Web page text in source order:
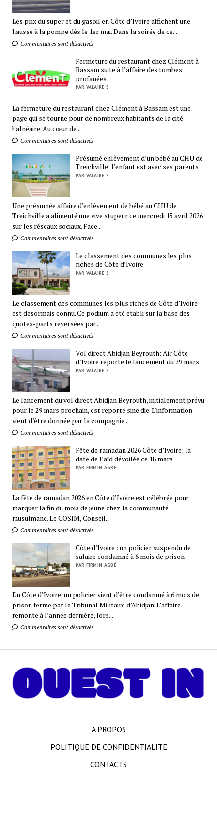
Les prix du super et du gasoil en Côte d’Ivoire affichent une
hausse à la pompe dès le 1er mai. Dans la soirée de ce...
Commentaires sont désactivés
Fermeture du restaurant chez Clément à
Bassam suite à l’affaire des tombes
profanées
PAR VALAIRE S
La fermeture du restaurant chez Clément à Bassam est une
page qui se tourne pour de nombreux habitants de la cité
balnéaire. Au cœur de...
Commentaires sont désactivés
Présumé enlèvement d’un bébé au CHU de
Treichville: l’enfant est avec ses parents
PAR VALAIRE S
Une présumée affaire d’enlèvement de bébé au CHU de
Treichville a alimenté une vive stupeur ce mercredi 15 avril 2026
sur les réseaux sociaux. Face...
Commentaires sont désactivés
Le classement des communes les plus
riches de Côte d’Ivoire
PAR VALAIRE S
Le classement des communes les plus riches de Côte d’Ivoire
est désormais connu. Ce podium a été établi sur la base des
quotes-parts reversées par...
Commentaires sont désactivés
Vol direct Abidjan Beyrouth: Air Côte
d’Ivoire reporte le lancement du 29 mars
PAR VALAIRE S
Le lancement du vol direct Abidjan Beyrouth, initialement prévu
pour le 29 mars prochain, est reporté sine die. L’information
vient d’être donnée par la compagnie...
Commentaires sont désactivés
Fête de ramadan 2026 Côte d’Ivoire: la
date de l’aïd dévoilée ce 18 mars
PAR FIRMIN AGBÉ
La fête de ramadan 2026 en Côte d’Ivoire est célébrée pour
marquer la fin du mois de jeune chez la communauté
musulmane. Le COSIM, Conseil...
Commentaires sont désactivés
Côte d’Ivoire : un policier suspendu de
salaire condamné à 6 mois de prison
PAR FIRMIN AGBÉ
En Côte d’Ivoire, un policier vient d’être condamné à 6 mois de
prison ferme par le Tribunal Militaire d’Abidjan. L’affaire
remonte à l’année dernière, lors...
Commentaires sont désactivés
A PROPOS
POLITIQUE DE CONFIDENTIALITE
CONTACTS